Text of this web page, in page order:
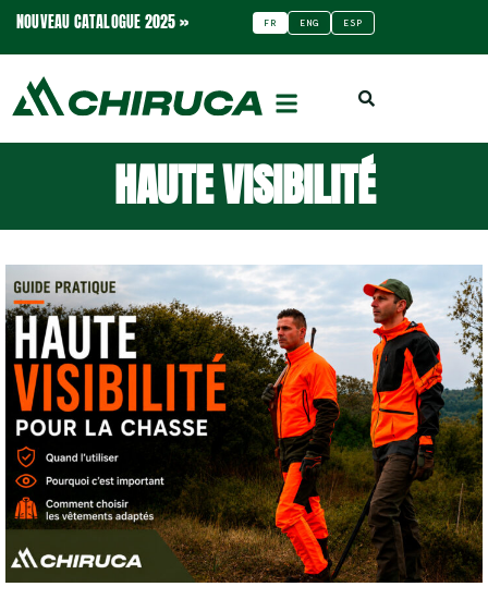
NOUVEAU CATALOGUE 2025 » FR ENG ESP
HAUTE VISIBILITÉ